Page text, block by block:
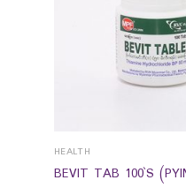
HEALTH
BEVIT TAB 100`S